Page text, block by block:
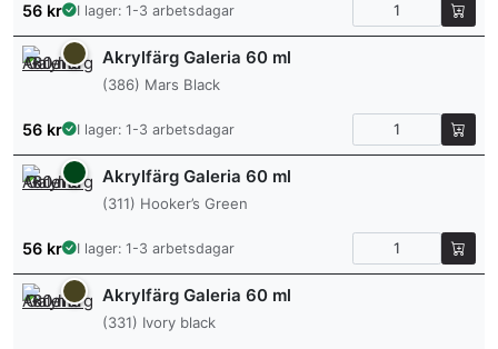
56 kr I lager: 1-3 arbetsdagar
Akrylfärg Galeria 60 ml
(386) Mars Black
56 kr I lager: 1-3 arbetsdagar
Akrylfärg Galeria 60 ml
(311) Hooker’s Green
56 kr I lager: 1-3 arbetsdagar
Akrylfärg Galeria 60 ml
(331) Ivory black